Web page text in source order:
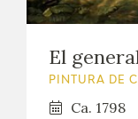
El
PINTURA DE
Ca. 1798